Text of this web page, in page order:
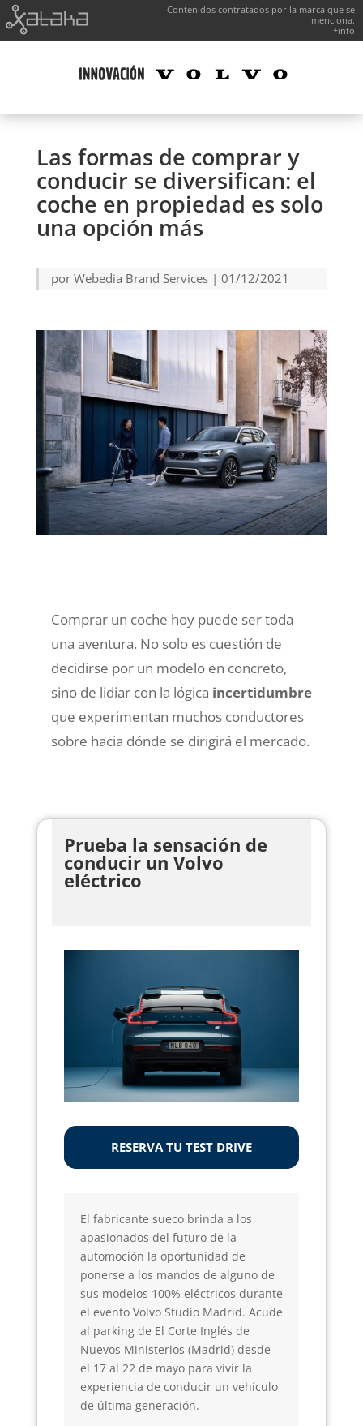
Contenidos contratados por la marca que se
menciona.
+info
Las formas de comprar y
conducir se diversifican: el
coche en propiedad es solo
una opción más
por Webedia Brand Services| 01/12/2021
Comprar un coche hoy puede ser toda
una aventura. No solo es cuestión de
decidirse por un modelo en concreto,
sino de lidiar con la lógica incertidumbre
que experimentan muchos conductores
sobre hacia dónde se dirigirá el mercado.
Prueba la sensación de
conducir un Volvo
eléctrico
RESERVA TU TEST DRIVE
El fabricante sueco brinda a los
apasionados del futuro de la
automoción la oportunidad de
ponerse a los mandos de alguno de
sus modelos 100% eléctricos durante
el evento Volvo Studio Madrid. Acude
al parking de El Corte Inglés de
Nuevos Ministerios (Madrid) desde
el 17 al 22 de mayo para vivir la
experiencia de conducir un vehículo
de última generación.